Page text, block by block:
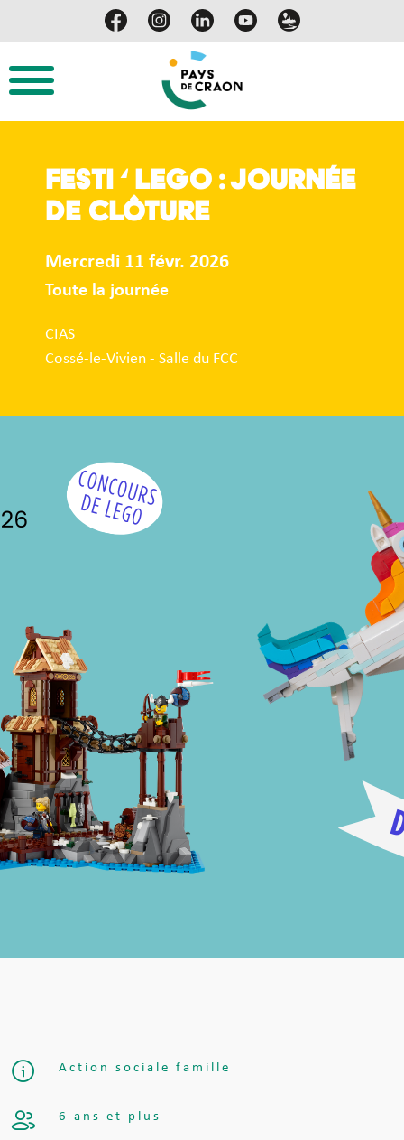
Festi ‘ LEGO : Journée
de clôture
Mercredi 11 févr. 2026
Toute la journée
CIAS
Cossé-le-Vivien - Salle du FCC
Action sociale famille
6 ans et plus